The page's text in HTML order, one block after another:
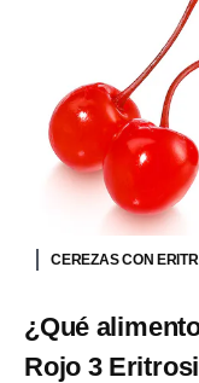
CEREZAS CON
¿Qué
Rojo 3